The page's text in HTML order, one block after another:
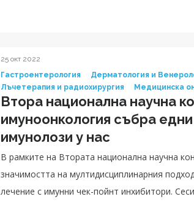
25 окт 2022
Гастроентерология
Дерматология и
Лъчетерапия и радиохирургия
Медицинска
Втора национална научна
имуноонкология събра
имунолози у нас
В рамките на Втората национална научна
значимостта на мултидисциплинарния
лечение с имунни чек-пойнт инхибитори.